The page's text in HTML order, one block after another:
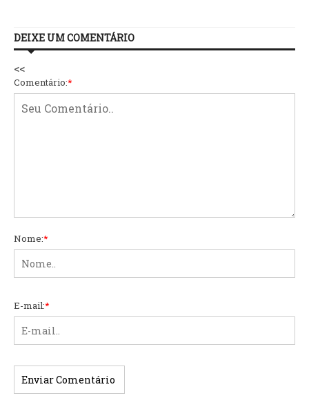
DEIXE UM COMENTÁRIO
<<
Comentário:*
Nome:*
E-mail:*